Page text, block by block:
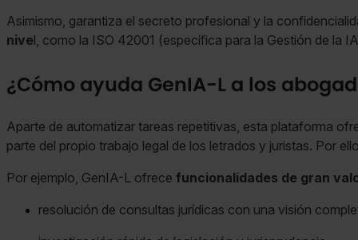
Asimismo, garantiza el secreto profesional y la
nivel, como la ISO 42001 (específica para la Gestión de la
¿Cómo ayuda GenIA-L a los
Aparte de automatizar tareas repetitivas, esta plataforma
parte del propio trabajo legal de los letrados y juristas. Por
Por ejemplo, GenIA-L ofrece funcionalidades de gran
resolución de consultas jurídicas con una visión